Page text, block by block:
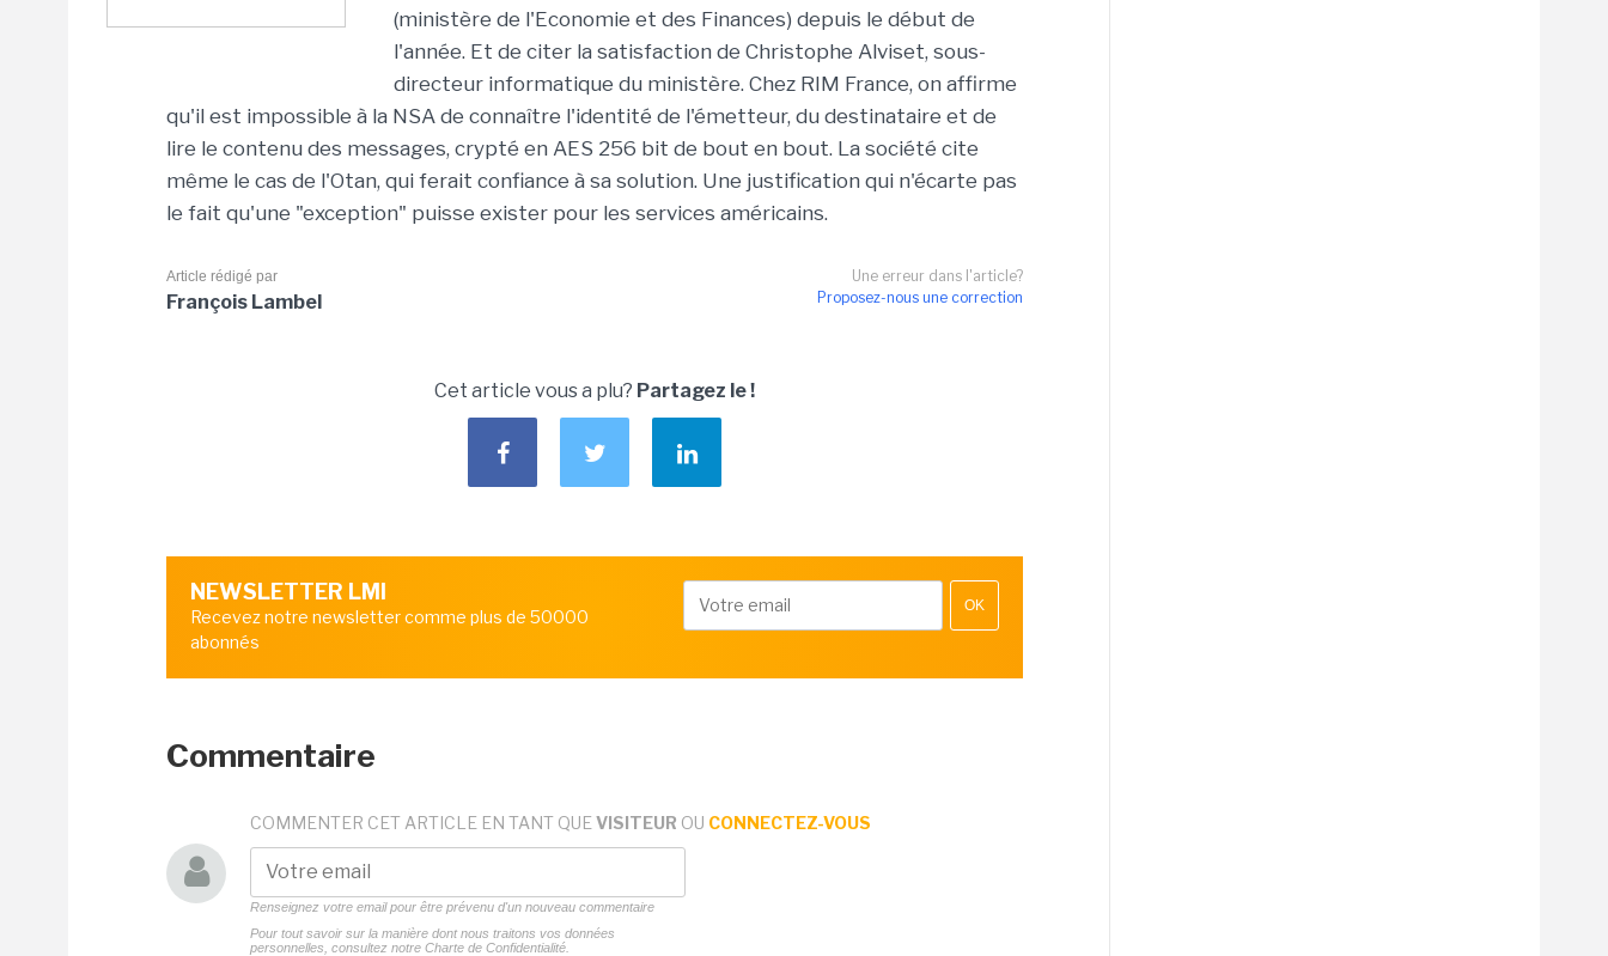
(ministère de l'Economie et des Finances) depuis le début de
l'année. Et de citer la satisfaction de Christophe Alviset, sous-
directeur informatique du ministère. Chez RIM France, on affirme
qu'il est impossible à la NSA de connaître l'identité de l'émetteur, du destinataire et de
lire le contenu des messages, crypté en AES 256 bit de bout en bout. La société cite
même le cas de l'Otan, qui ferait confiance à sa solution. Une justification qui n'écarte pas
le fait qu'une "exception" puisse exister pour les services américains.
Une erreur dans l'article?
Proposez-nous une correction
Article rédigé par
François Lambel
Cet article vous a plu? Partagez le !
NEWSLETTER LMI
Recevez notre newsletter comme plus de 50000
abonnés
OK
Commentaire
COMMENTER CET ARTICLE EN TANT QUE VISITEUR OU CONNECTEZ-VOUS
Renseignez votre email pour être prévenu d'un nouveau commentaire
Pour tout savoir sur la manière dont nous traitons vos données
personnelles, consultez notre Charte de Confidentialité.